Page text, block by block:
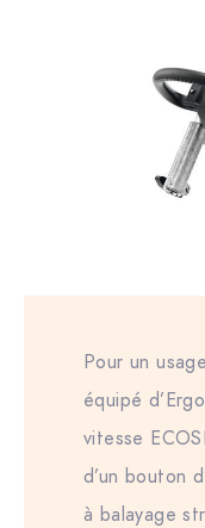
Pour un
équipé
vitesse
d’un bouton
à balayage